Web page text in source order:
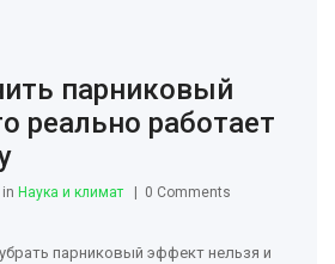
парниковый
реально работает
in Наука и климат 0 Comments
парниковый эффект нельзя и